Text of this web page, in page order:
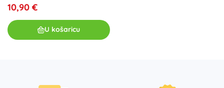
10,90 €
U košaricu